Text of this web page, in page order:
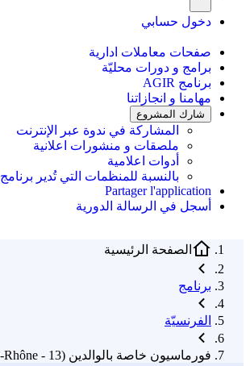
دخول حسابي
صفحات معاملات ادارية
برامج و دورات محليّة
برنامج AGIR
مهامنا و انجازاتنا
شارك المشروع
المشاركة في ندوة عبر الإنترنت
ملصقات و منشورات اعلانية
أدوات اعلامية
بالنسبة للمنظمات التي تُدير برنامج AGIR
Partager l'application
أسجل في الرسالة الدورية
الصفحة الرئيسية
برنامج
الفرنسيّة
فورماسيون خاصة بالوالدين (13 - Bouches-du-Rhône)